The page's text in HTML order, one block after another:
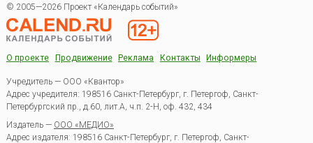
© 2005—2026 Проект «Календарь событий»
О проекте Продвижение Реклама Контакты Информеры
Учредитель — ООО «Квантор»
Адрес учредителя: 198516 Санкт-Петербург, г. Петергоф, Санкт-
Петербургский пр., д.60, лит.А, ч.п. 2-Н, оф. 432, 434
Издатель — ООО «МЕДИО»
Адрес издателя: 198516 Санкт-Петербург, г. Петергоф, Санкт-